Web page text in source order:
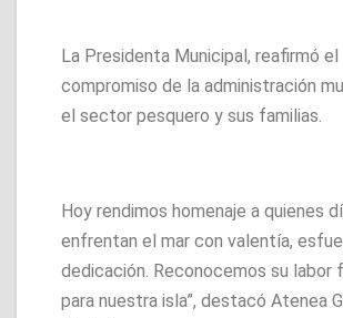
La Presidenta Municipal, reafirmó el
compromiso de la administración
el sector pesquero y sus familias.
Hoy rendimos homenaje a quienes
enfrentan el mar con valentía,
dedicación. Reconocemos su labor
para nuestra isla”, destacó Atenea